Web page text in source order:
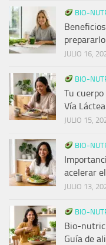
BIO-
JULIO 16,
BIO-
Tu
Vía
JULIO 15,
BIO-
acelerar
JULIO 13,
BIO-
Bio-
Guía de